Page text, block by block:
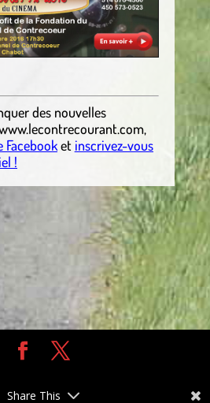
des nouvelles
,
Facebooket inscrivez-vous
!
WordPress
Share This